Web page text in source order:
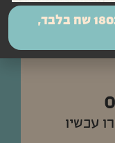
עכשיו
לפרטים נוספים ואימוץ עץ ב180 שח בלבד,